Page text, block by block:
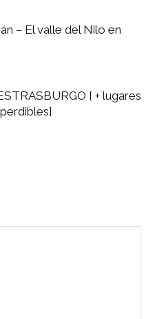
– El valle del Nilo en
[ + lugares